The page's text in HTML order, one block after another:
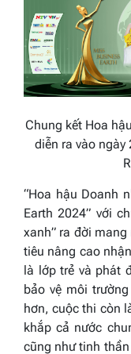
Chung kết Hoa
diễn ra vào ngày
“Hoa hậu Doanh
Earth 2024” với
xanh” ra đời
tiêu nâng cao
là lớp trẻ và phát
bảo vệ môi
hơn, cuộc thi còn
khắp cả nước
cũng như tinh